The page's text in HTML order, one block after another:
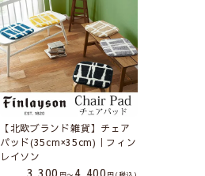
【北欧ブランド雑貨】チェア
パッド(35cm×35cm)｜フィン
レイソン